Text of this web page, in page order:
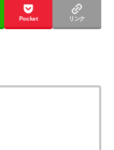
Pocket リンク